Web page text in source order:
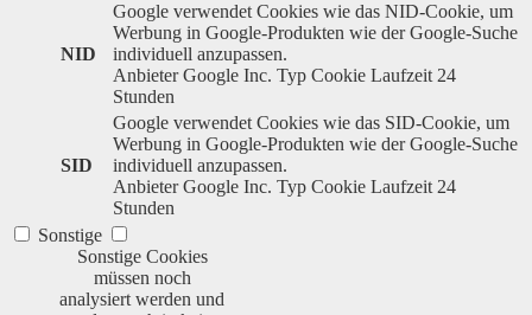
NID
Google verwendet Cookies wie das NID-Cookie, um
Werbung in Google-Produkten wie der Google-Suche
individuell anzupassen.
Anbieter Google Inc. Typ Cookie Laufzeit 24
Stunden
SID
Google verwendet Cookies wie das SID-Cookie, um
Werbung in Google-Produkten wie der Google-Suche
individuell anzupassen.
Anbieter Google Inc. Typ Cookie Laufzeit 24
Stunden
Sonstige
Sonstige Cookies
müssen noch
analysiert werden und